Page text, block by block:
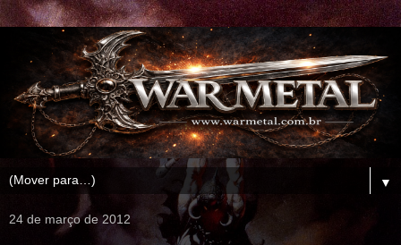
▼
24 de março de 2012